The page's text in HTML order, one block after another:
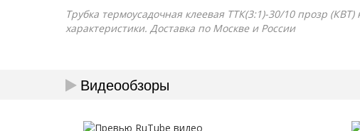
Трубка термоусадочная клеевая ТТК(3:1)-30/10 прозр
характеристики. Доставка по Москве и России
Видеообзоры